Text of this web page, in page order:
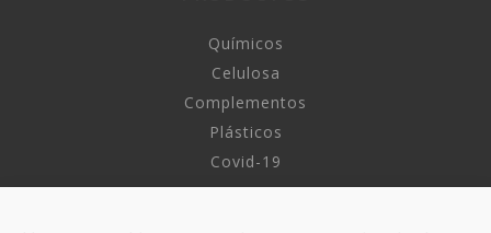
Químicos
Celulosa
Complementos
Plásticos
Covid-19